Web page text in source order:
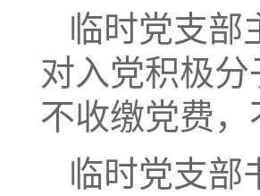
临时党支部
对入党积极
不收缴党费
临时党支部